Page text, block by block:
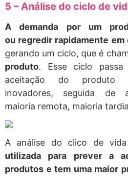
5 – Análise do ciclo de
A demanda por um
ou regredir rapidamente
gerando um ciclo, que é
produto. Esse ciclo
aceitação do produto
inovadores, seguida de
maioria remota, maioria
A análise do clico de vida
utilizada para prever a
produtos e tem uma maior